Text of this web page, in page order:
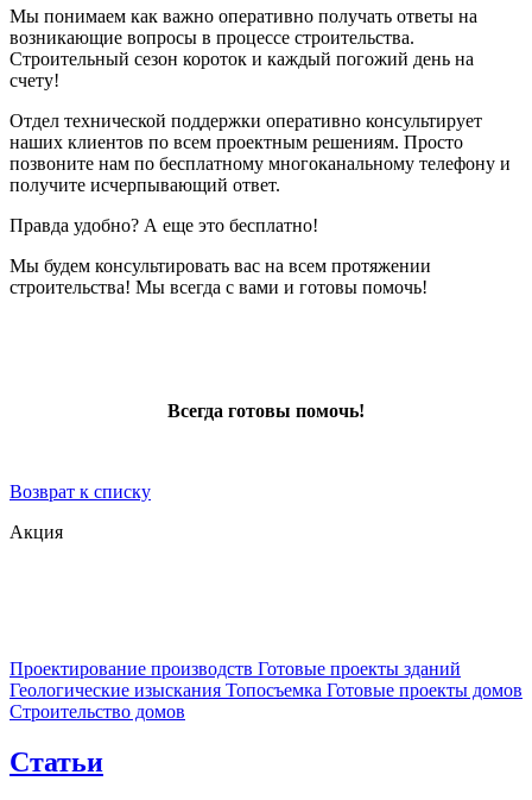
Мы понимаем как важно оперативно получать ответы на
возникающие вопросы в процессе строительства.
Строительный сезон короток и каждый погожий день на
счету!
Отдел технической поддержки оперативно консультирует
наших клиентов по всем проектным решениям. Просто
позвоните нам по бесплатному многоканальному телефону и
получите исчерпывающий ответ.
Правда удобно? А еще это бесплатно!
Мы будем консультировать вас на всем протяжении
строительства! Мы всегда с вами и готовы помочь!
Всегда готовы помочь!
Возврат к списку
Акция
Проектирование производств Готовые проекты зданий
Геологические изыскания Топосъемка Готовые проекты домов
Строительство домов
Статьи